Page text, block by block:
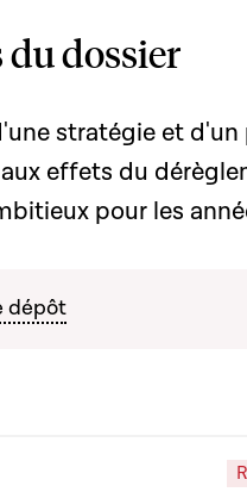
dossier
stratégie et d'un
effets du
pour les
dépôt